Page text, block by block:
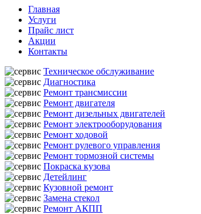
Главная
Услуги
Прайс лист
Акции
Контакты
Техническое обслуживание
Диагностика
Ремонт трансмиссии
Ремонт двигателя
Ремонт дизельных двигателей
Ремонт электрооборудования
Ремонт ходовой
Ремонт рулевого управления
Ремонт тормозной системы
Покраска кузова
Детейлинг
Кузовной ремонт
Замена стекол
Ремонт АКПП